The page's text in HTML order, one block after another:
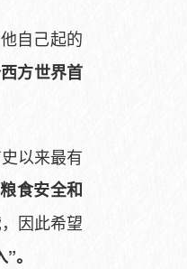
自己起的
方世界首
以来最有
食安全和
，因此希望
。